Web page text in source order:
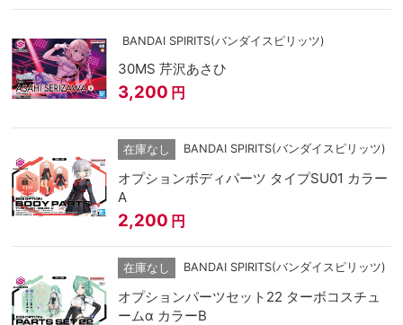
BANDAI SPIRITS(バンダイスピリッツ)
30MS 芹沢あさひ
3,200 円
在庫なし BANDAI SPIRITS(バンダイスピリッツ)
オプションボディパーツ タイプSU01 カラー
A
2,200 円
在庫なし BANDAI SPIRITS(バンダイスピリッツ)
オプションパーツセット22 ターボコスチュ
ームα カラーB